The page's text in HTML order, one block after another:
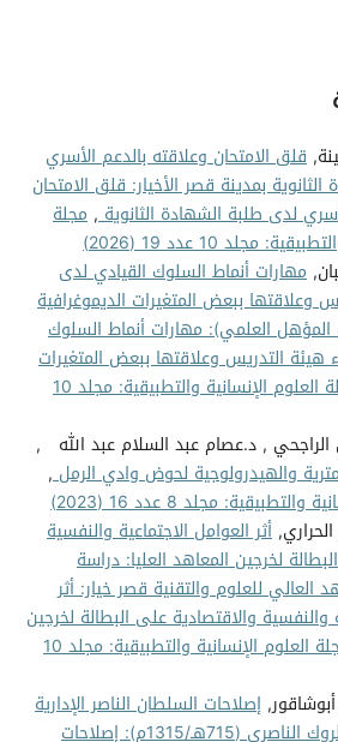
قلق الامتحان وعلاقته بالدعم الأسري
بمدينة قصر الأخيار: قلق الامتحان
لدى طلبة الشهادة الثانوية, مجلة
مجلد 10 عدد 19 (2026)
مهارات أنماط السلوك القيادي لدى
وعلاقتها ببعض المتغيرات الديموغرافية
العلمي): مهارات أنماط السلوك
هيئة التدريس وعلاقتها ببعض المتغيرات
مجلة العلوم الإنسانية والتطبيقية: مجلد 10
, د.عصام عبد السلام عبد الله ,
والهيدرولوجية لحوض وادي الرمل,
مجلد 8 عدد 16 (2023)
أثر العوامل الاجتماعية والنفسية
لخرجين المعاهد العليا: دراسة
العالي للعلوم والتقنية قصر خيار: أثر
والنفسية والاقتصادية على البطالة لخرجين
مجلة العلوم الإنسانية والتطبيقية: مجلد 10
إصلاحات السلطان الناصر الإدارية
والمالية (نموذج: الروك الناصري (715هـ/1315م): إصلاحات